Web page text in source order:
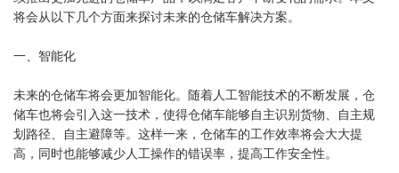
将会从以下几个方面来探讨未来的仓储车解决方案。
一、智能化
未来的仓储车将会更加智能化。随着人工智能技术的不断发展，仓
储车也将会引入这一技术，使得仓储车能够自主识别货物、自主规
划路径、自主避障等。这样一来，仓储车的工作效率将会大大提
高，同时也能够减少人工操作的错误率，提高工作安全性。